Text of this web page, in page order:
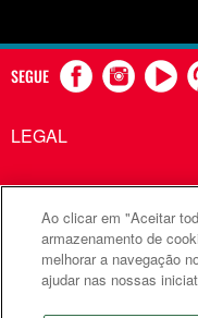
SEGUE
LEGAL
Comunicações
©2026 Comunicações
Ao clicar em "Aceitar
armazenamento de
melhorar a navegação
ajudar nas nossas